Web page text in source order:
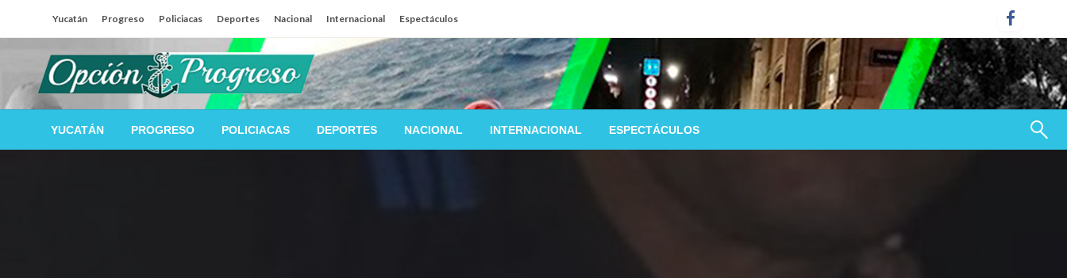
Yucatán Progreso Policiacas Deportes Nacional Internacional Espectáculos
Opción Progreso
Las noticias del día a día del puerto
YUCATÁN PROGRESO POLICIACAS DEPORTES NACIONAL INTERNACIONAL ESPECTÁCULOS